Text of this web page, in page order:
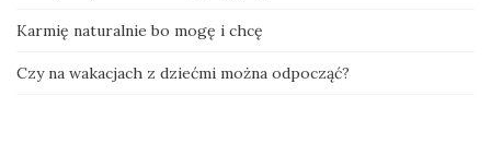
Karmię naturalnie bo mogę i chcę
Czy na wakacjach z dziećmi można odpocząć?